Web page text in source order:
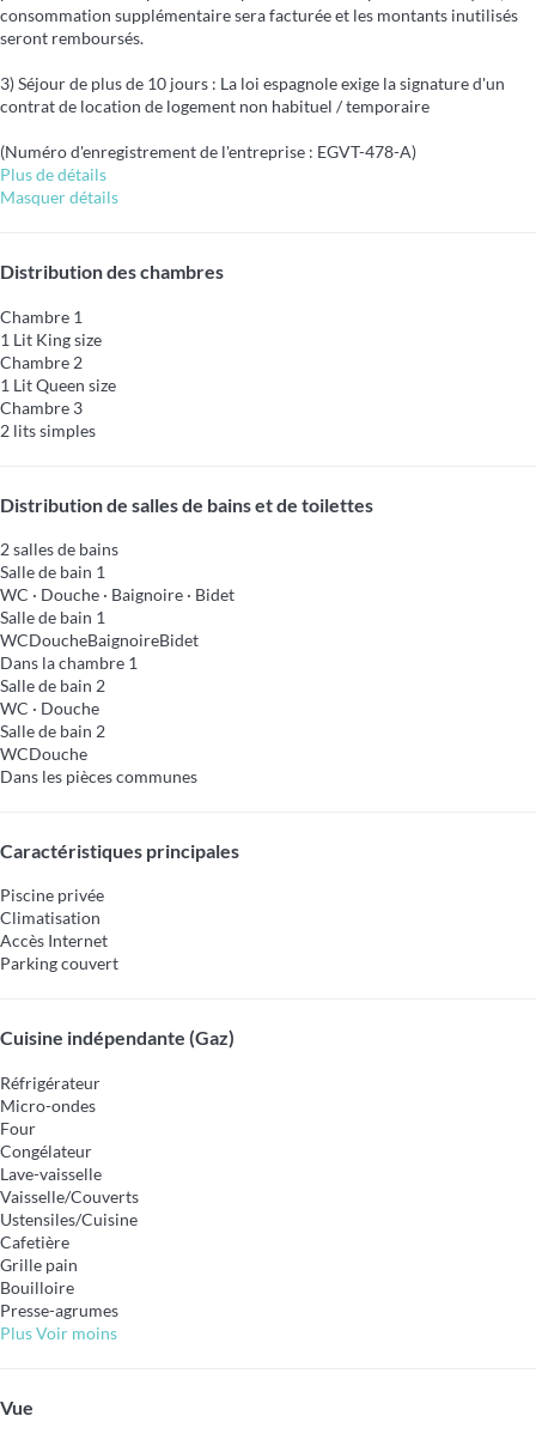
consommation supplémentaire sera facturée et les montants inutilisés
seront remboursés.
3) Séjour de plus de 10 jours : La loi espagnole exige la signature d'un
contrat de location de logement non habituel / temporaire
(Numéro d'enregistrement de l'entreprise : EGVT-478-A)
Plus de détails
Masquer détails
Distribution des chambres
Chambre 1
1 Lit King size
Chambre 2
1 Lit Queen size
Chambre 3
2 lits simples
Distribution de salles de bains et de toilettes
2 salles de bains
Salle de bain 1
WC · Douche · Baignoire · Bidet
Salle de bain 1
WCDoucheBaignoireBidet
Dans la chambre 1
Salle de bain 2
WC · Douche
Salle de bain 2
WCDouche
Dans les pièces communes
Caractéristiques principales
Piscine privée
Climatisation
Accès Internet
Parking couvert
Cuisine indépendante (Gaz)
Réfrigérateur
Micro-ondes
Four
Congélateur
Lave-vaisselle
Vaisselle/Couverts
Ustensiles/Cuisine
Cafetière
Grille pain
Bouilloire
Presse-agrumes
PlusVoir moins
Vue